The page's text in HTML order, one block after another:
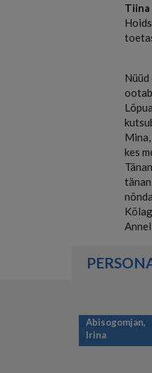
Tiina
Nüüd
Abisogomjan,
Irina